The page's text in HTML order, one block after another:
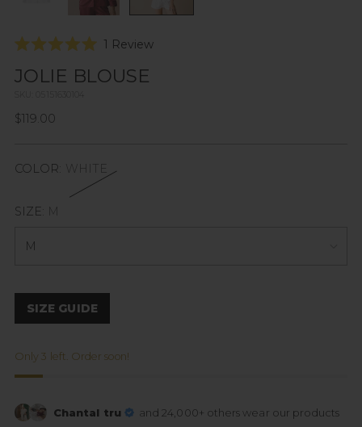
5.0
out
stars
1 ReviewClick
JOLIE BLOUSE
Regular
$119.00
COLOR: WHITE
SIZE:
SIZE GUIDE
Only 3 left. Order soon!
Chantal tru and 24,000+ others wear our products